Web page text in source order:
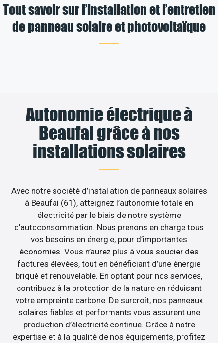
Tout savoir sur l’installation et l’entretien
de panneau solaire et photovoltaïque
Autonomie électrique à
Beaufai grâce à nos
installations solaires
Avec notre société d’installation de panneaux solaires
à Beaufai (61), atteignez l’autonomie totale en
électricité par le biais de notre système
d’autoconsommation. Nous prenons en charge tous
vos besoins en énergie, pour d’importantes
économies. Vous n’aurez plus à vous soucier des
factures élevées, tout en bénéficiant d’une énergie
briqué et renouvelable. En optant pour nos services,
contribuez à la protection de la nature en réduisant
votre empreinte carbone. De surcroît, nos panneaux
solaires fiables et performants vous assurent une
production d’électricité continue. Grâce à notre
expertise et à la qualité de nos équipements, profitez